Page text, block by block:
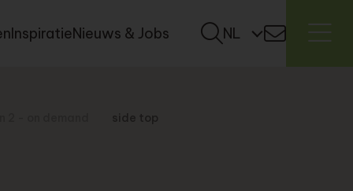
InspiratieNieuws & Jobs NL
side top